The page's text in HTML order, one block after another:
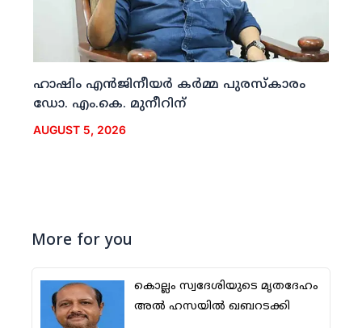
ഹാഷിം എന്‍ജിനീയര്‍ കര്‍മ്മ പുരസ്‌കാരം
ഡോ. എം.കെ. മുനീറിന്
AUGUST 5, 2026
More for you
കൊല്ലം സ്വദേശിയുടെ മൃതദേഹം
അല്‍ ഹസയില്‍ ഖബറടക്കി